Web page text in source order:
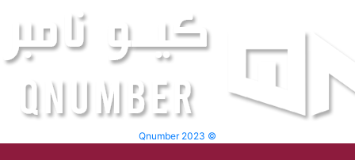
Qnumber 2023 ©